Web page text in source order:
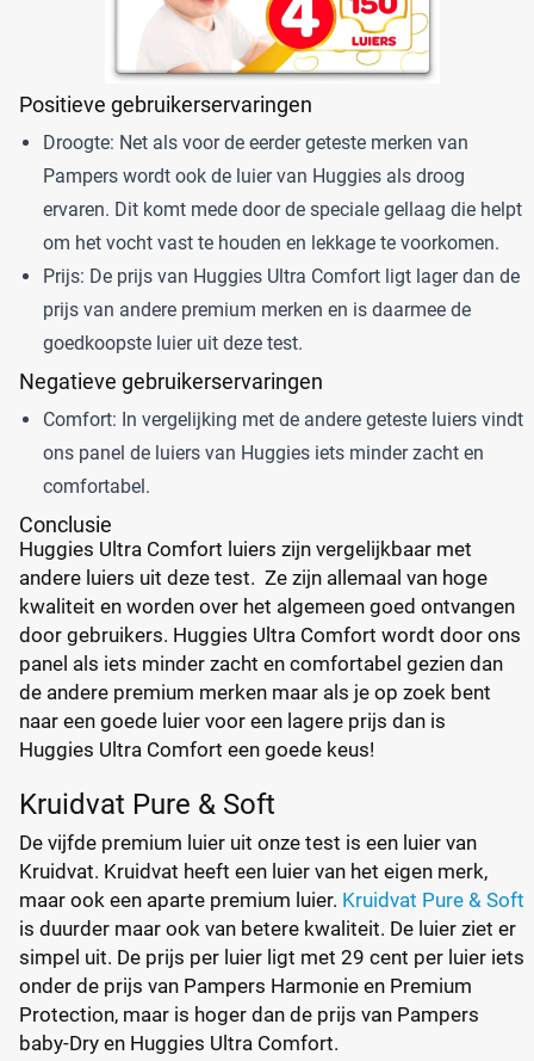
Positieve gebruikerservaringen
Droogte: Net als voor de eerder geteste merken van
Pampers wordt ook de luier van Huggies als droog
ervaren. Dit komt mede door de speciale gellaag die helpt
om het vocht vast te houden en lekkage te voorkomen.
Prijs: De prijs van Huggies Ultra Comfort ligt lager dan de
prijs van andere premium merken en is daarmee de
goedkoopste luier uit deze test.
Negatieve gebruikerservaringen
Comfort: In vergelijking met de andere geteste luiers vindt
ons panel de luiers van Huggies iets minder zacht en
comfortabel.
Conclusie
Huggies Ultra Comfort luiers zijn vergelijkbaar met
andere luiers uit deze test. Ze zijn allemaal van hoge
kwaliteit en worden over het algemeen goed ontvangen
door gebruikers. Huggies Ultra Comfort wordt door ons
panel als iets minder zacht en comfortabel gezien dan
de andere premium merken maar als je op zoek bent
naar een goede luier voor een lagere prijs dan is
Huggies Ultra Comfort een goede keus!
Kruidvat Pure & Soft
De vijfde premium luier uit onze test is een luier van
Kruidvat. Kruidvat heeft een luier van het eigen merk,
maar ook een aparte premium luier. Kruidvat Pure & Soft
is duurder maar ook van betere kwaliteit. De luier ziet er
simpel uit. De prijs per luier ligt met 29 cent per luier iets
onder de prijs van Pampers Harmonie en Premium
Protection, maar is hoger dan de prijs van Pampers
baby-Dry en Huggies Ultra Comfort.